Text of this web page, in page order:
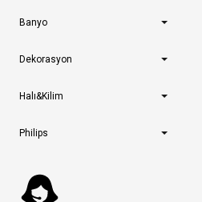
Banyo
Dekorasyon
Halı&Kilim
Philips